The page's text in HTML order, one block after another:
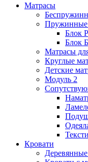
Матрасы
Пружинные
Блок
Блок
Матрасы
Круглые
Детские
Модуль 2
Кровати